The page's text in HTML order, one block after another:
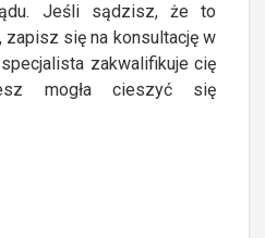
Jeśli sądzisz, że to
się na konsultację w
zakwalifikuje cię
mogła cieszyć się